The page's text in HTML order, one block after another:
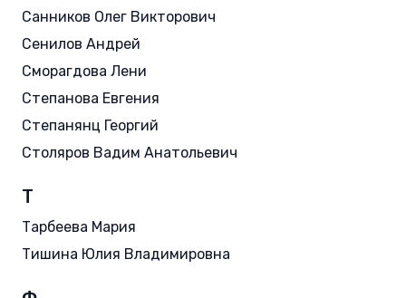
Санников Олег Викторович
Сенилов Андрей
Сморагдова Лени
Степанова Евгения
Степанянц Георгий
Столяров Вадим Анатольевич
Т
Тарбеева Мария
Тишина Юлия Владимировна